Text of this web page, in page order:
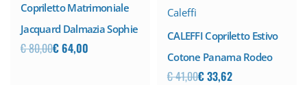
Copriletto Matrimoniale
Jacquard Dalmazia Sophie
€80,00€64,00
Caleffi
CALEFFI Copriletto Estivo
Cotone Panama Rodeo
€41,00€33,62